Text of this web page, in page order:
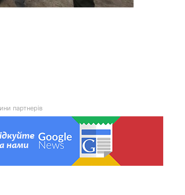
партнерів
У Львові відкрили новий корпус
реабілітаційного центру UNBROKEN
Ukraine
“Поки дозволяє здоров’я –